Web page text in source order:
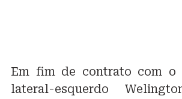
Em fim de contrato com o
lateral-esquerdo